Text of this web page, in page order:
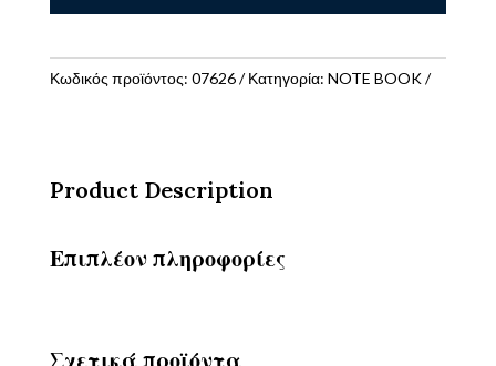
Ριγέ
Κωδικός προϊόντος: 07626 Κατηγορία: NOTE BOOK
Product Description
Επιπλέον πληροφορίες
Σχετικά προϊόντα